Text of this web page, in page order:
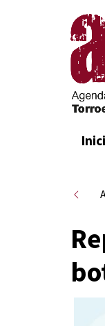
Inici